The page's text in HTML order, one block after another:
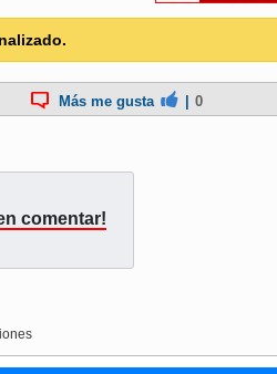
Más me gusta 0
comentar!